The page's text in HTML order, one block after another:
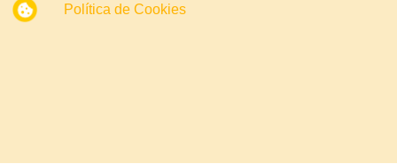
Política de Cookies